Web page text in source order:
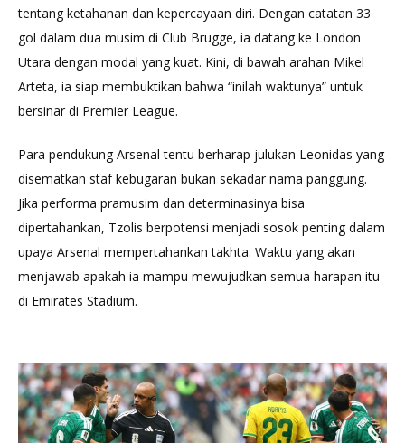
tentang ketahanan dan kepercayaan diri. Dengan catatan 33
gol dalam dua musim di Club Brugge, ia datang ke London
Utara dengan modal yang kuat. Kini, di bawah arahan Mikel
Arteta, ia siap membuktikan bahwa “inilah waktunya” untuk
bersinar di Premier League.
Para pendukung Arsenal tentu berharap julukan Leonidas yang
disematkan staf kebugaran bukan sekadar nama panggung.
Jika performa pramusim dan determinasinya bisa
dipertahankan, Tzolis berpotensi menjadi sosok penting dalam
upaya Arsenal mempertahankan takhta. Waktu yang akan
menjawab apakah ia mampu mewujudkan semua harapan itu
di Emirates Stadium.